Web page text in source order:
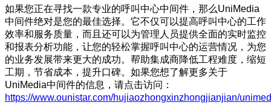
如果您正在寻找一款专业的呼叫中心中间件，那么UniMedia
中间件绝对是您的最佳选择。它不仅可以提高呼叫中心的工作
效率和服务质量，而且还可以为管理人员提供全面的实时监控
和报表分析功能，让您的轻松掌握呼叫中心的运营情况，为您
的业务发展带来更大的成功。帮助集成商降低工程难度，缩短
工期，节省成本，提升口碑。如果您想了解更多关于
UniMedia中间件的信息，请点击访问：
https://www.ounistar.com/hujiaozhongxinzhongjianjian/